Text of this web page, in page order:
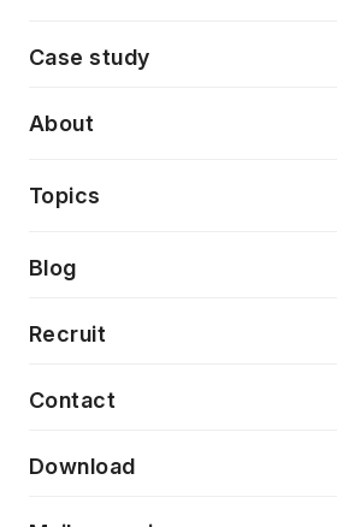
AI駆動開発支援
モダナイゼーション
特徴量エンジニアリングと生成AI
フロントエンド開発
Case study
About
当社が目指しているもの
Topics
Press release
News
Event/Seminer
Blog
Recruit
Contact
Download